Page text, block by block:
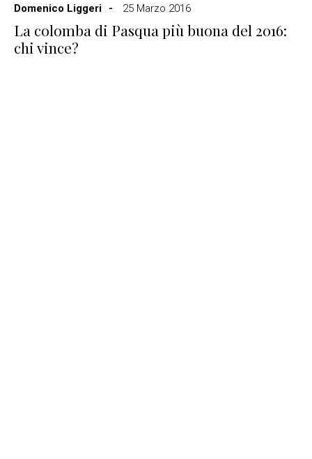
Domenico Liggeri
25 Marzo 2016
La colomba di Pasqua più buona del 2016:
chi vince?